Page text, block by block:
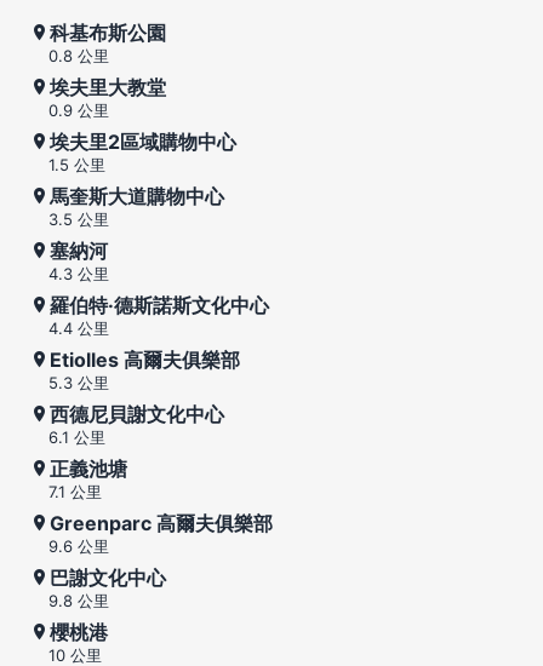
科基布斯公園
0.8 公里
埃夫里大教堂
0.9 公里
埃夫里2區域購物中心
1.5 公里
馬奎斯大道購物中心
3.5 公里
塞納河
4.3 公里
羅伯特·德斯諾斯文化中心
4.4 公里
Etiolles 高爾夫俱樂部
5.3 公里
西德尼貝謝文化中心
6.1 公里
正義池塘
7.1 公里
Greenparc 高爾夫俱樂部
9.6 公里
巴謝文化中心
9.8 公里
櫻桃港
10 公里